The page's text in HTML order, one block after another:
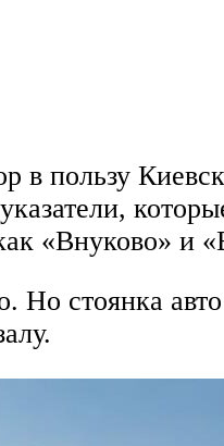
пользу
«Внуково» и
Но стоянка